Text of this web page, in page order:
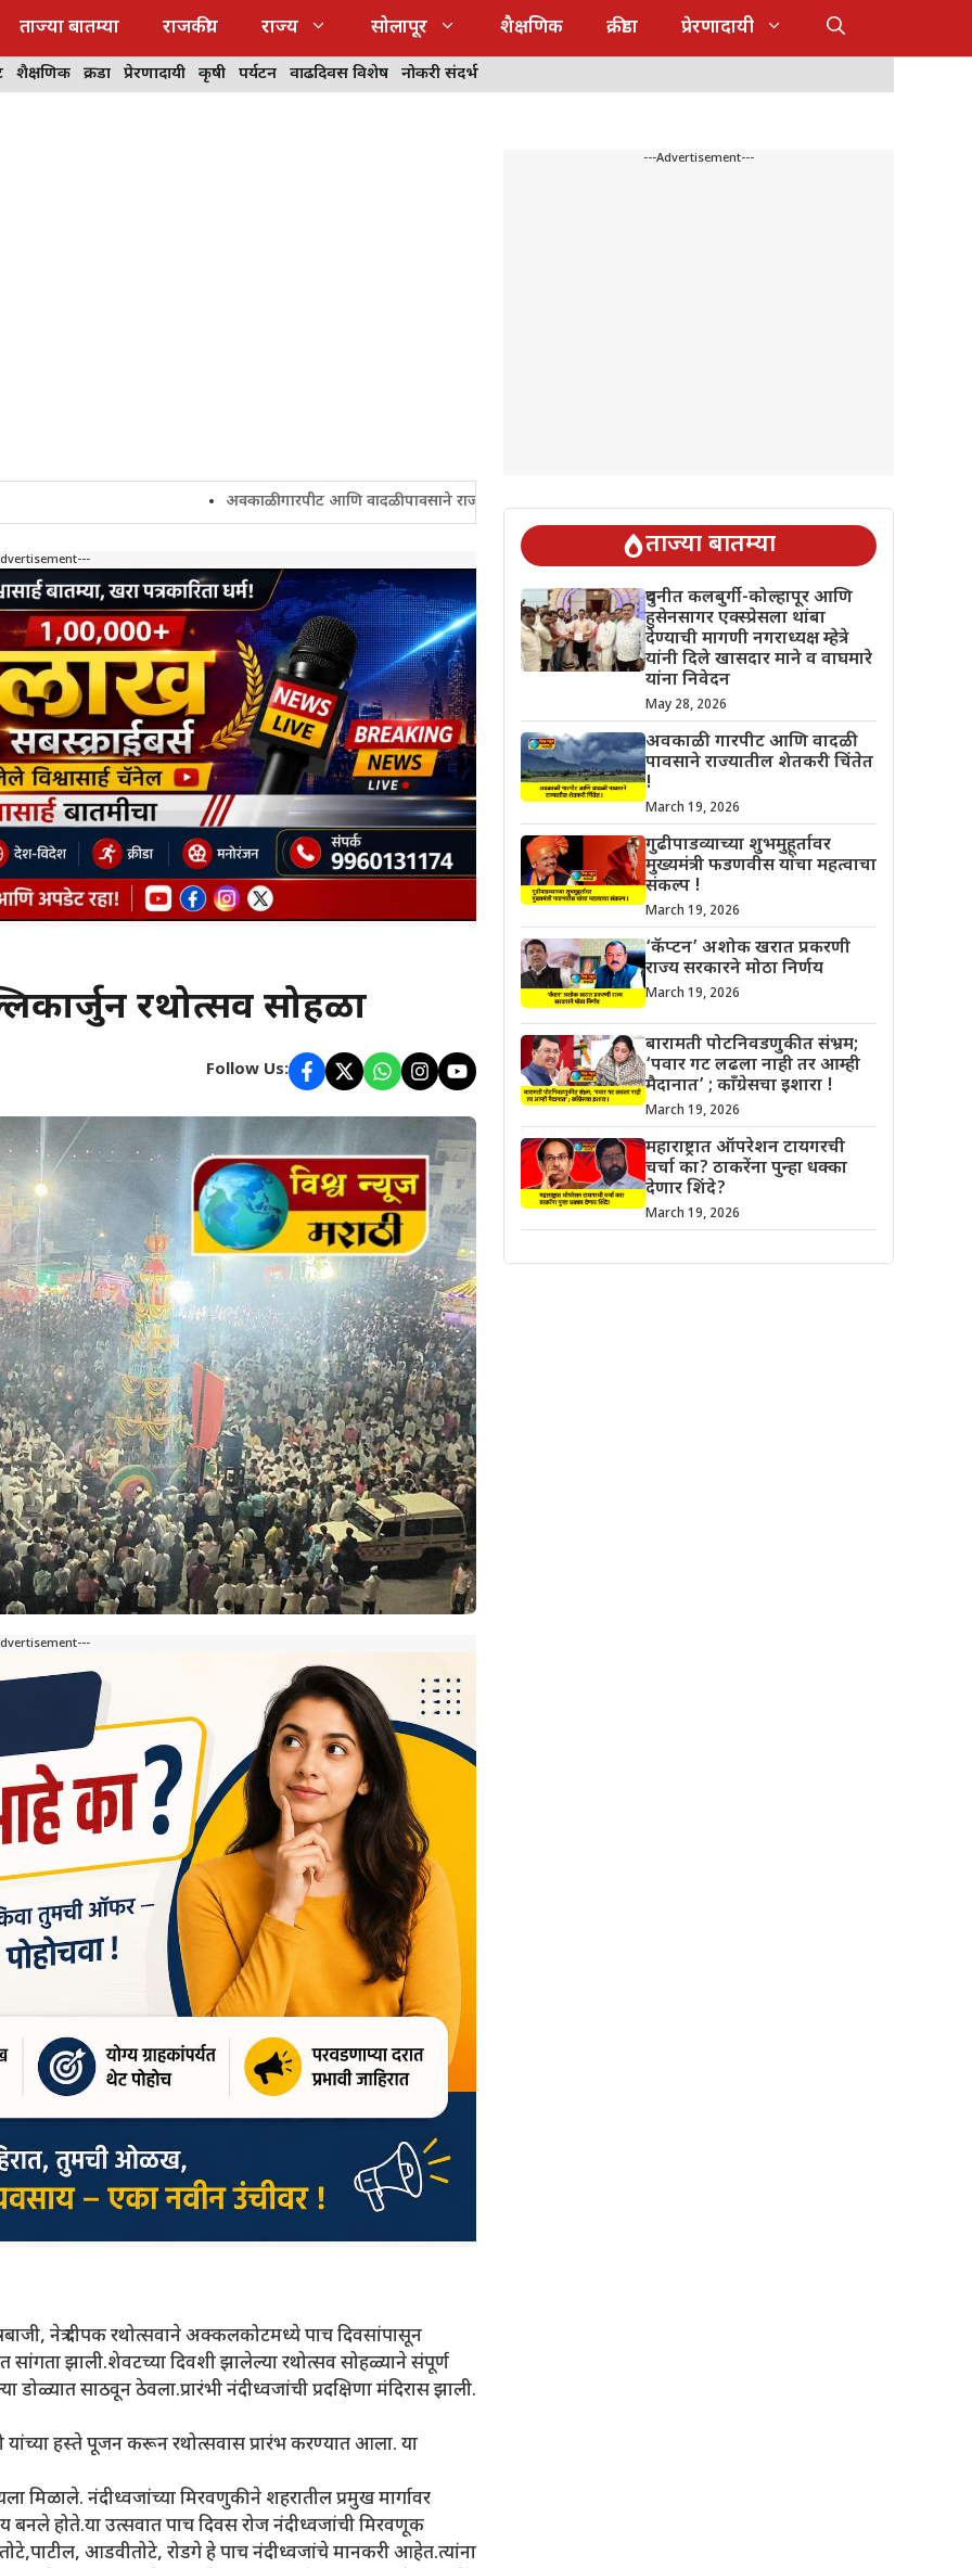
ताज्या बातम्या राजकीय राज्य सोलापूर शैक्षणिक क्रीडा प्रेरणादायी
शैक्षणिक क्रीडा प्रेरणादायी कृषी पर्यटन वाढदिवस विशेष नोकरी संदर्भ
अवकाळी गारपीट आणि वादळी पावसाने राज्यातील शेतकरी चिंतेत !
रथोत्सव सोहळा
Follow Us:
नेत्र दीपक रथोत्सवाने अक्कलकोटमध्ये पाच दिवसांपासून
सांगता झाली.शेवटच्या दिवशी झालेल्या रथोत्सव सोहळ्याने संपूर्ण
साठवून ठेवला.प्रारंभी नंदीध्वजांची प्रदक्षिणा मंदिरास झाली.
यांच्या हस्ते पूजन करून रथोत्सवास प्रारंभ करण्यात आला. या
नंदीध्वजांच्या मिरवणुकीने शहरातील प्रमुख मार्गावर
बनले होते.या उत्सवात पाच दिवस रोज नंदीध्वजांची मिरवणूक
आडवीतोटे, रोडगे हे पाच नंदीध्वजांचे मानकरी आहेत.त्यांना
---Advertisement---
ताज्या बातम्या
दुधनीत कलबुर्गी-कोल्हापूर आणि
हुसेनसागर एक्स्प्रेसला थांबा
देण्याची मागणी नगराध्यक्ष म्हेत्रे
यांनी दिले खासदार माने व वाघमारे
यांना निवेदन
May 28, 2026
अवकाळी गारपीट आणि वादळी
पावसाने राज्यातील शेतकरी चिंतेत
!
March 19, 2026
गुढीपाडव्याच्या शुभमुहूर्तावर
मुख्यमंत्री फडणवीस यांचा महत्वाचा
संकल्प !
March 19, 2026
‘कॅप्टन’ अशोक खरात प्रकरणी
राज्य सरकारने मोठा निर्णय
March 19, 2026
बारामती पोटनिवडणुकीत संभ्रम;
‘पवार गट लढला नाही तर आम्ही
मैदानात’ ; काँग्रेसचा इशारा !
March 19, 2026
महाराष्ट्रात ऑपरेशन टायगरची
चर्चा का? ठाकरेंना पुन्हा धक्का
देणार शिंदे?
March 19, 2026